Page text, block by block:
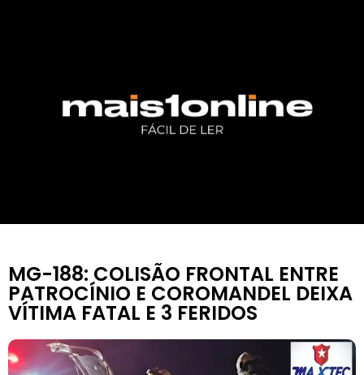
MG-188: COLISÃO FRONTAL ENTRE
PATROCÍNIO E COROMANDEL DEIXA
VÍTIMA FATAL E 3 FERIDOS